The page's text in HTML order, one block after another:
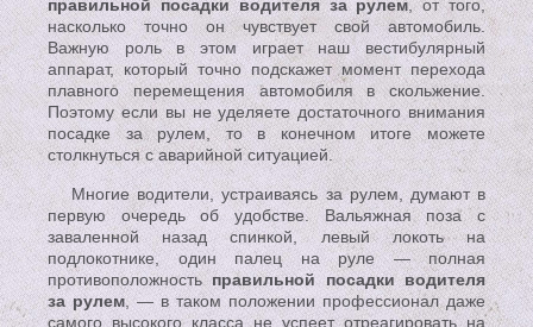
правильной посадки водителя за рулем, от того,
насколько точно он чувствует свой автомобиль.
Важную роль в этом играет наш вестибулярный
аппарат, который точно подскажет момент перехода
плавного перемещения автомобиля в скольжение.
Поэтому если вы не уделяете достаточного внимания
посадке за рулем, то в конечном итоге можете
столкнуться с аварийной ситуацией.
Многие водители, устраиваясь за рулем, думают в
первую очередь об удобстве. Вальяжная поза с
заваленной назад спинкой, левый локоть на
подлокотнике, один палец на руле — полная
противоположностьправильной посадки водителя
за рулем, — в таком положении профессионал даже
самого высокого класса не успеет отреагировать на